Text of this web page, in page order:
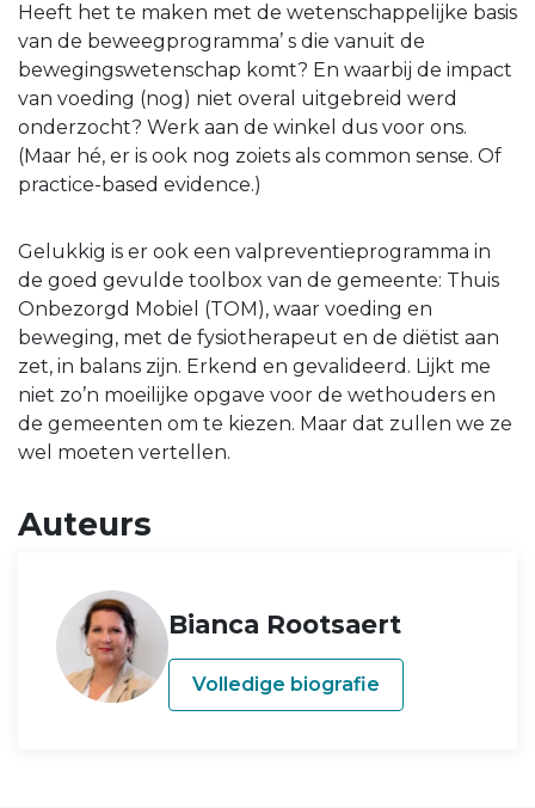
Heeft het te maken met de wetenschappelijke basis
van de beweegprogramma’ s die vanuit de
bewegingswetenschap komt? En waarbij de impact
van voeding (nog) niet overal uitgebreid werd
onderzocht? Werk aan de winkel dus voor ons.
(Maar hé, er is ook nog zoiets als common sense. Of
practice-based evidence.)
Gelukkig is er ook een valpreventieprogramma in
de goed gevulde toolbox van de gemeente: Thuis
Onbezorgd Mobiel (TOM), waar voeding en
beweging, met de fysiotherapeut en de diëtist aan
zet, in balans zijn. Erkend en gevalideerd. Lijkt me
niet zo’n moeilijke opgave voor de wethouders en
de gemeenten om te kiezen. Maar dat zullen we ze
wel moeten vertellen.
Auteurs
Bianca Rootsaert
Volledige biografie